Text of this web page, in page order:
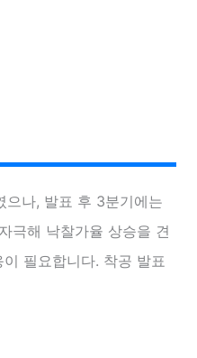
으나, 발표 후 3분기에는
극해 낙찰가율 상승을 견
필요합니다. 착공 발표